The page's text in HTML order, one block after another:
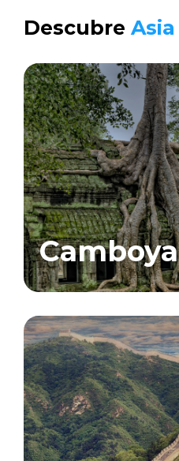
Descubre Asia
Camboya